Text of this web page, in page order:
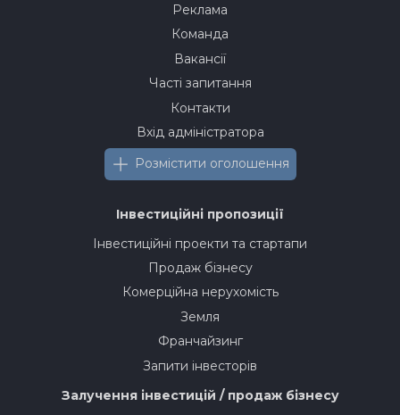
Реклама
Команда
Вакансії
Часті запитання
Контакти
Вхід адміністратора
Розмістити оголошення
Інвестиційні пропозиції
Інвестиційні проекти та стартапи
Продаж бізнесу
Комерційна нерухомість
Земля
Франчайзинг
Запити інвесторів
Залучення інвестицій / продаж бізнесу